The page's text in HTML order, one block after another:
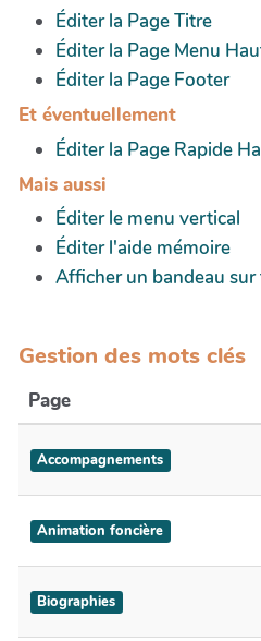
Éditer la Page Titre
Éditer la Page Menu
Éditer la Page Footer
Et éventuellement
Éditer la Page Rapide
Mais aussi
Éditer le menu vertical
Éditer l'aide mémoire
Afficher un bandeau
Gestion des mots clés
Page
Accompagnements
Animation foncière
Biographies